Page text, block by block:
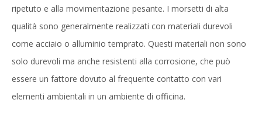
ripetuto e alla movimentazione pesante. I morsetti di alta
qualità sono generalmente realizzati con materiali durevoli
come acciaio o alluminio temprato. Questi materiali non sono
solo durevoli ma anche resistenti alla corrosione, che può
essere un fattore dovuto al frequente contatto con vari
elementi ambientali in un ambiente di officina.